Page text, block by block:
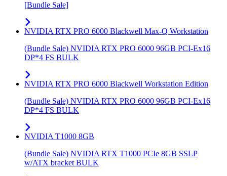
[Bundle Sale]
NVIDIA RTX PRO 6000 Blackwell Max-Q Workstation
(Bundle Sale) NVIDIA RTX PRO 6000 96GB PCI-Ex16
DP*4 FS BULK
NVIDIA RTX PRO 6000 Blackwell Workstation Edition
(Bundle Sale) NVIDIA RTX PRO 6000 96GB PCI-Ex16
DP*4 FS BULK
NVIDIA T1000 8GB
(Bundle Sale) NVIDIA RTX T1000 PCIe 8GB SSLP
w/ATX bracket BULK